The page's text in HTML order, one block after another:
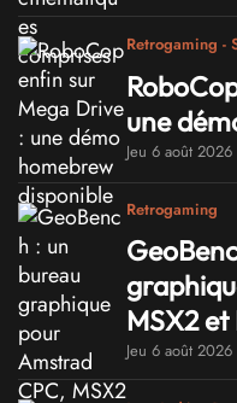
Retrogaming -
une
Jeu 6 août 2026
Retrogaming
MSX2 et
Jeu 6 août 2026